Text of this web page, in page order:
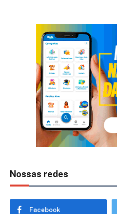
Nossas redes
Facebook